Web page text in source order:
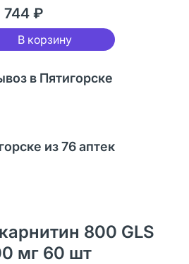
744 ₽
В корзину
в Пятигорске
из 76 аптек
800 GLS
мг 60 шт